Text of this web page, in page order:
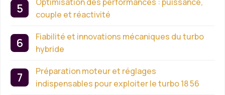
couple et réactivité
Fiabilité et innovations mécaniques du turbo
hybride
Préparation moteur et réglages
indispensables pour exploiter le turbo 18 56